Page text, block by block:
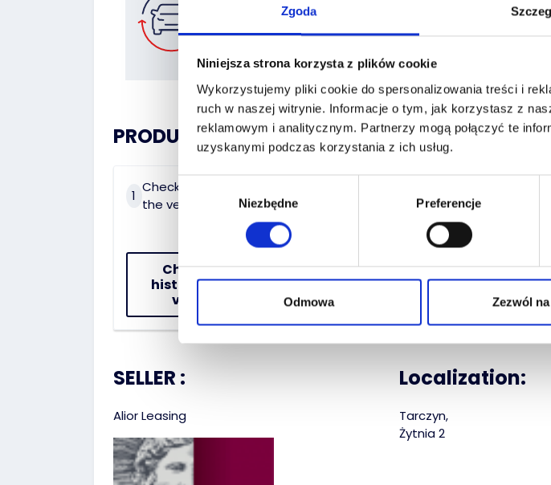
Zgoda
Niniejsza strona korzysta z plików cookie
Wykorzystujemy pliki cookie do spersonalizowania treści i
ruch w naszej witrynie. Informacje o tym, jak korzystasz z
reklamowym i analitycznym. Partnerzy mogą połączyć te
uzyskanymi podczas korzystania z ich usług.
Wybór
zgody
Niezbędne Preferencje
Odmowa Zezwól
Zostaw auto
w rozliczeniu
transport
PRODUCT HISTORY:
1
Check the history of
the vehicle
Check the
history of the
vehicle
Reg. No.:
VIN No.:
SELLER :
Alior Leasing
Localization:
Tarczyn,
Żytnia 2